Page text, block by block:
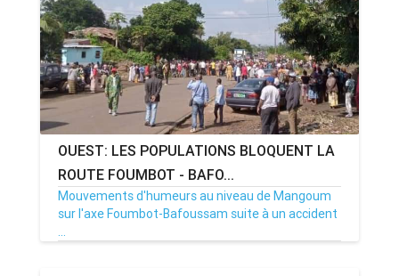
OUEST: LES POPULATIONS BLOQUENT LA
ROUTE FOUMBOT - BAFO...
Mouvements d'humeurs au niveau de Mangoum
sur l'axe Foumbot-Bafoussam suite à un accident
...